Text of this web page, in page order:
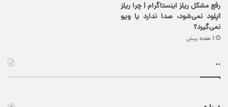
رفع مشکل ریلز اینستاگرام | چرا ریلز
آپلود نمی‌شود، صدا ندارد یا ویو
نمی‌گیرد؟
1 هفته پیش
..